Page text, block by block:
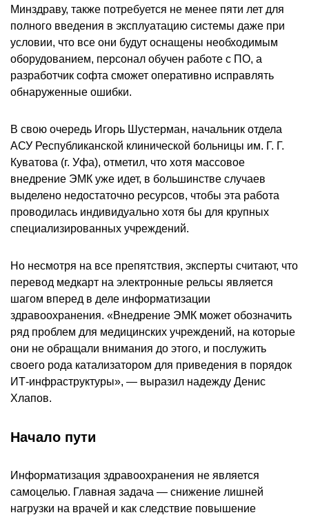
Минздраву, также потребуется не менее пяти лет для
полного введения в эксплуатацию системы даже при
условии, что все они будут оснащены необходимым
оборудованием, персонал обучен работе с ПО, а
разработчик софта сможет оперативно исправлять
обнаруженные ошибки.
В свою очередь Игорь Шустерман, начальник отдела
АСУ Республиканской клинической больницы им. Г. Г.
Куватова (г. Уфа), отметил, что хотя массовое
внедрение ЭМК уже идет, в большинстве случаев
выделено недостаточно ресурсов, чтобы эта работа
проводилась индивидуально хотя бы для крупных
специализированных учреждений.
Но несмотря на все препятствия, эксперты считают, что
перевод медкарт на электронные рельсы является
шагом вперед в деле информатизации
здравоохранения. «Внедрение ЭМК может обозначить
ряд проблем для медицинских учреждений, на которые
они не обращали внимания до этого, и послужить
своего рода катализатором для приведения в порядок
ИТ-инфраструктуры», — выразил надежду Денис
Хлапов.
Начало пути
Информатизация здравоохранения не является
самоцелью. Главная задача — снижение лишней
нагрузки на врачей и как следствие повышение